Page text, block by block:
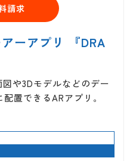
請求
ーアプリ 『DRA
や3Dモデルなどのデー
置できるARアプリ。